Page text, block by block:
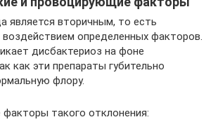
является вторичным, то есть
воздействием определенных факторов.
дисбактериоз на фоне
как эти препараты губительно
флору.
факторы такого отклонения: